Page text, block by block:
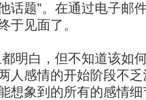
话题”。在通过电子邮
于见面了。
明白，但不知道该如
人感情的开始阶段不
想象到的所有的感情